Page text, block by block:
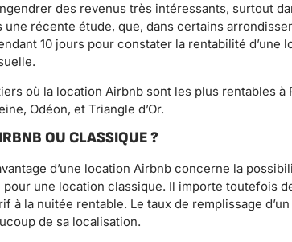
des revenus très intéressants, surtout
récente étude, que, dans certains
10 jours pour constater la rentabilité d’une
où la location Airbnb sont les plus rentables à
Odéon, et Triangle d’Or.
OU CLASSIQUE ?
d’une location Airbnb concerne la
pour une location classique. Il importe toutefois
à la nuitée rentable. Le taux de remplissage
de sa localisation.